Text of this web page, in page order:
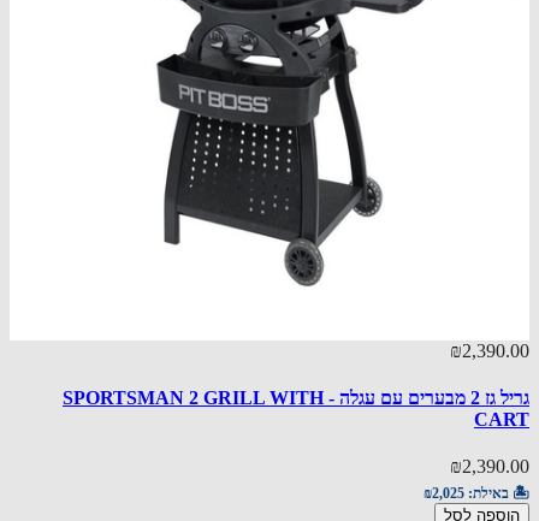
גריל גז 2 מבערים עם עגלה - SPORTSMAN 2 GRILL WITH
₪2,025
לסל